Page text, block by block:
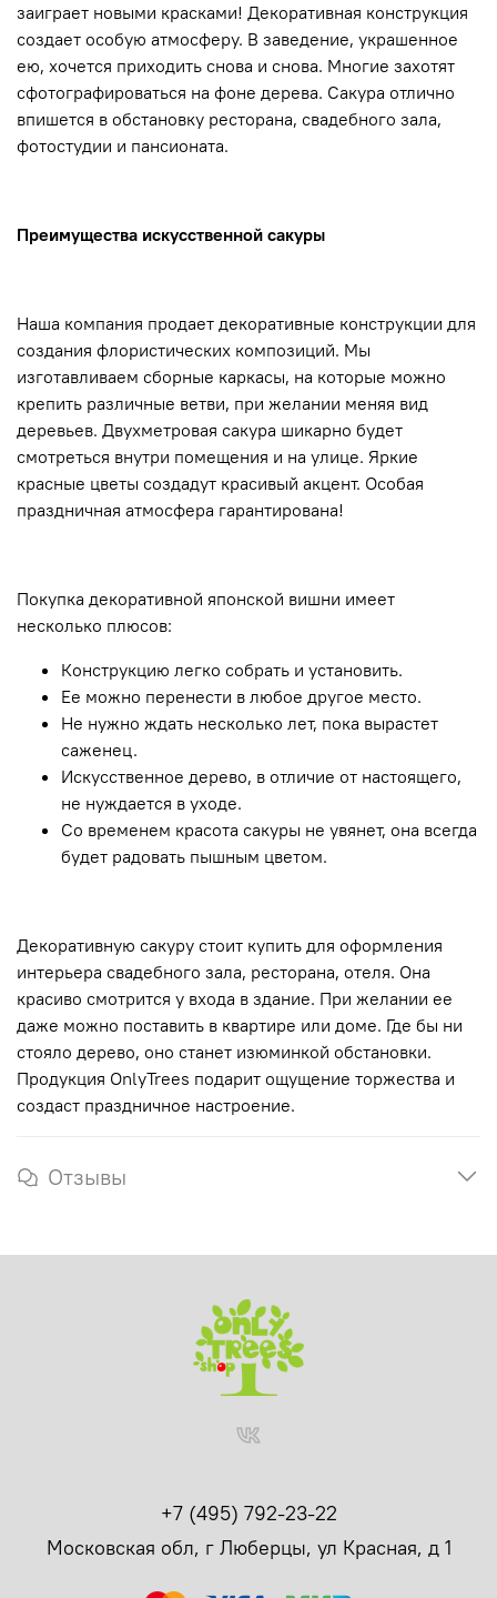
заиграет новыми красками! Декоративная конструкция
создает особую атмосферу. В заведение, украшенное
ею, хочется приходить снова и снова. Многие захотят
сфотографироваться на фоне дерева. Сакура отлично
впишется в обстановку ресторана, свадебного зала,
фотостудии и пансионата.
Преимущества искусственной сакуры
Наша компания продает декоративные конструкции для
создания флористических композиций. Мы
изготавливаем сборные каркасы, на которые можно
крепить различные ветви, при желании меняя вид
деревьев. Двухметровая сакура шикарно будет
смотреться внутри помещения и на улице. Яркие
красные цветы создадут красивый акцент. Особая
праздничная атмосфера гарантирована!
Покупка декоративной японской вишни имеет
несколько плюсов:
Конструкцию легко собрать и установить.
Ее можно перенести в любое другое место.
Не нужно ждать несколько лет, пока вырастет
саженец.
Искусственное дерево, в отличие от настоящего,
не нуждается в уходе.
Со временем красота сакуры не увянет, она всегда
будет радовать пышным цветом.
Декоративную сакуру стоит купить для оформления
интерьера свадебного зала, ресторана, отеля. Она
красиво смотрится у входа в здание. При желании ее
даже можно поставить в квартире или доме. Где бы ни
стояло дерево, оно станет изюминкой обстановки.
Продукция OnlyTrees подарит ощущение торжества и
создаст праздничное настроение.
Отзывы
+7 (495) 792-23-22
Московская обл, г Люберцы, ул Красная, д 1